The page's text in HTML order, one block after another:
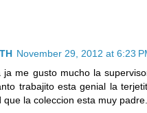
November 29, 2012 at 6:23
ja me gusto mucho la
trabajito esta genial la
que la coleccion esta muy